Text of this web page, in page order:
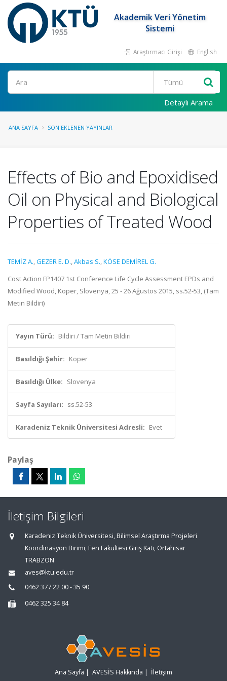
Akademik Veri Yönetim
Sistemi
Araştırmacı Girişi English
Ara
Detaylı Arama
ANA SAYFA SON EKLENEN YAYINLAR
Effects of Bio and Epoxidised
Oil on Physical and Biological
Properties of Treated Wood
TEMİZ A.,GEZER E. D.,Akbas S.,KÖSE DEMİREL G.
Cost Action FP1407 1st Conference Life Cycle Assessment EPDs and
Modified Wood, Koper, Slovenya, 25 - 26 Ağustos 2015, ss.52-53, (Tam
Metin Bildiri)
Yayın Türü: Bildiri / Tam Metin Bildiri
Basıldığı Şehir: Koper
Basıldığı Ülke: Slovenya
Sayfa Sayıları: ss.52-53
Karadeniz Teknik Üniversitesi Adresli: Evet
Paylaş
İletişim Bilgileri
Karadeniz Teknik Üniversitesi, Bilimsel Araştırma Projeleri
Koordinasyon Birimi, Fen Fakültesi Giriş Katı, Ortahisar
TRABZON
aves@ktu.edu.tr
0462 377 22 00 - 35 90
0462 325 34 84
Ana Sayfa | AVESİS Hakkında | İletişim